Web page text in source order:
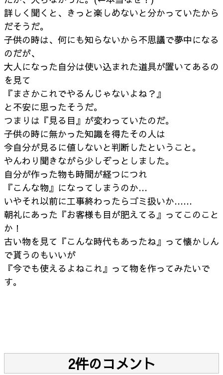
詳しく聞くと、きっと楽しめないと分かっていたから
だそうだ。
子供の時は、何にも知らないから不思議で夢中になる
のだが、
大人になった自分は使い込まれた道具が置いてあるの
を見て
『まさかこれでやるんじゃないよね？』
と不安に思ったそうだ。
つまりは『見る目』が変わっていたのだ。
子供の時に無かった知識を得たその人は
今自分が見るに値しないと判断したということ。
やんわり聞きながら少しぞっとしました。
自分が作った物も時間が経つにつれ
『こんな物』になってしまうのか…
いやそれ以前に工事終わったらゴミ扱いか……
朝礼にあった『お客様も目が肥えてる』ってこのこと
か！
古い物を見て『こんな時代もあったね』って懐かしん
で貰うのもいいが
『今でも使えるよねこれ』って物を作ってみたいで
す。
2件のコメント